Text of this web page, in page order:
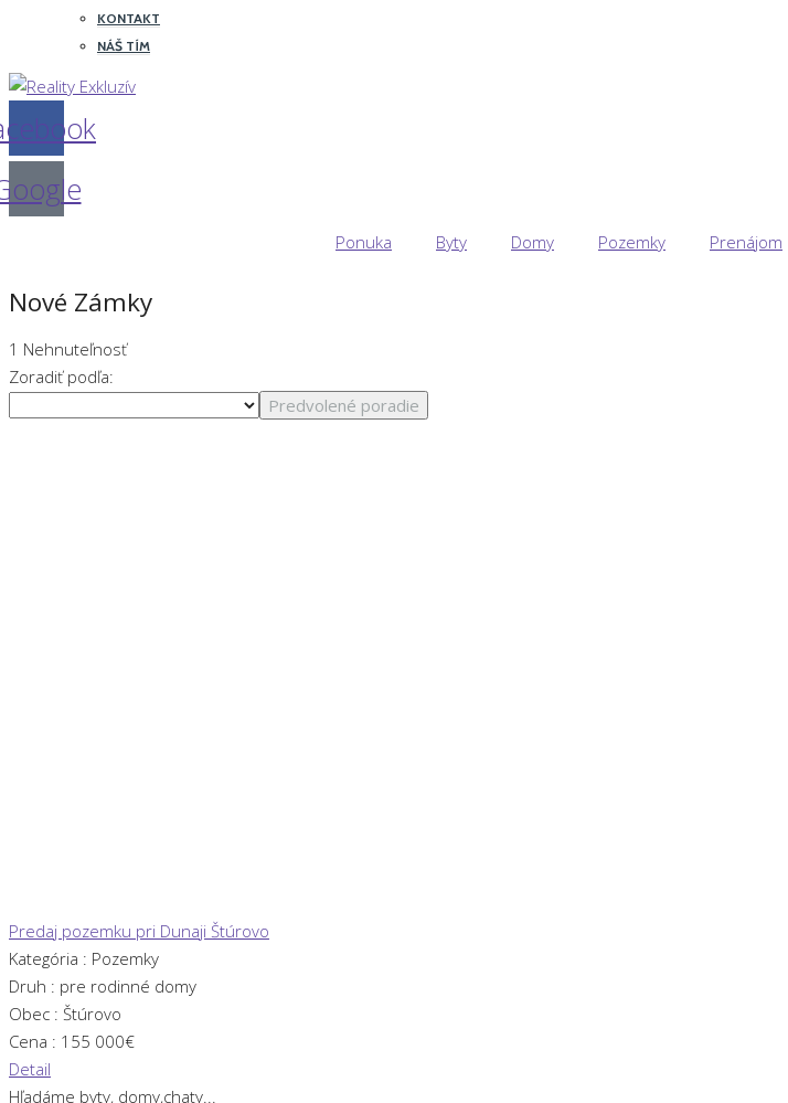
KONTAKT
NÁŠ TÍM
Ponuka Byty Domy Pozemky Prenájom
Nové Zámky
1 Nehnuteľnosť
Zoradiť podľa:
Predvolené poradie
Predaj pozemku pri Dunaji Štúrovo
Kategória : Pozemky
Druh : pre rodinné domy
Obec : Štúrovo
Cena : 155 000€
Detail
Hľadáme byty, domy,chaty...